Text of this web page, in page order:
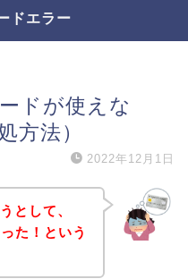
ドエラー
ドが使えな
方法）
2022年12月1日
として、
た！という